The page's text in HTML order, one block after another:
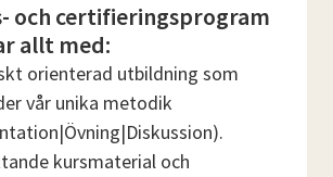
och certifieringsprogram
allt med:
orienterad utbildning som
vår unika metodik
kursmaterial och